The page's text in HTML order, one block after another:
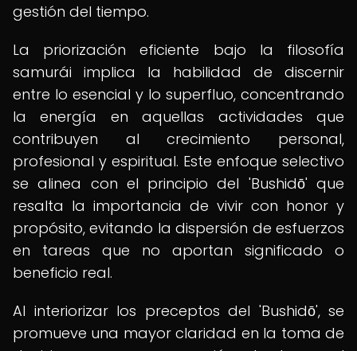
gestión del tiempo.
La priorización eficiente bajo la filosofía
samurái implica la habilidad de discernir
entre lo esencial y lo superfluo, concentrando
la energía en aquellas actividades que
contribuyen al crecimiento personal,
profesional y espiritual. Este enfoque selectivo
se alinea con el principio del 'Bushidō' que
resalta la importancia de vivir con honor y
propósito, evitando la dispersión de esfuerzos
en tareas que no aportan significado o
beneficio real.
Al interiorizar los preceptos del 'Bushidō', se
promueve una mayor claridad en la toma de